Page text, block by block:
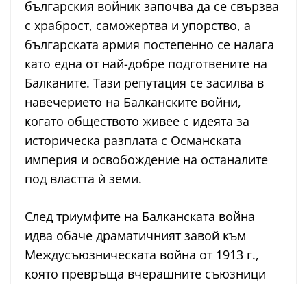
българския войник започва да се свързва
с храброст, саможертва и упорство, а
българската армия постепенно се налага
като една от най-добре подготвените на
Балканите. Тази репутация се засилва в
навечерието на Балканските войни,
когато обществото живее с идеята за
историческа разплата с Османската
империя и освобождение на останалите
под властта ѝ земи.
След триумфите на Балканската война
идва обаче драматичният завой към
Междусъюзническата война от 1913 г.,
която превръща вчерашните съюзници